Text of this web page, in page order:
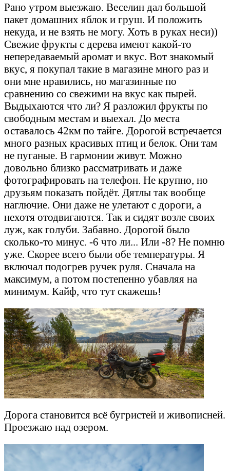
Рано утром выезжаю. Веселин дал большой
пакет домашних яблок и груш. И положить
некуда, и не взять не могу. Хоть в руках неси))
Свежие фрукты с дерева имеют какой-то
непередаваемый аромат и вкус. Вот знакомый
вкус, я покупал такие в магазине много раз и
они мне нравились, но магазинные по
сравнению со свежими на вкус как пырей.
Выдыхаются что ли? Я разложил фрукты по
свободным местам и выехал. До места
оставалось 42км по тайге. Дорогой встречается
много разных красивых птиц и белок. Они там
не пуганые. В гармонии живут. Можно
довольно близко рассматривать и даже
фотографировать на телефон. Не крупно, но
друзьям показать пойдёт. Дятлы так вообще
наглючие. Они даже не улетают с дороги, а
нехотя отодвигаются. Так и сидят возле своих
луж, как голуби. Забавно. Дорогой было
сколько-то минус. -6 что ли... Или -8? Не помню
уже. Скорее всего были обе температуры. Я
включал подогрев ручек руля. Сначала на
максимум, а потом постепенно убавляя на
минимум. Кайф, что тут скажешь!
Дорога становится всё бугристей и живописней.
Проезжаю над озером.